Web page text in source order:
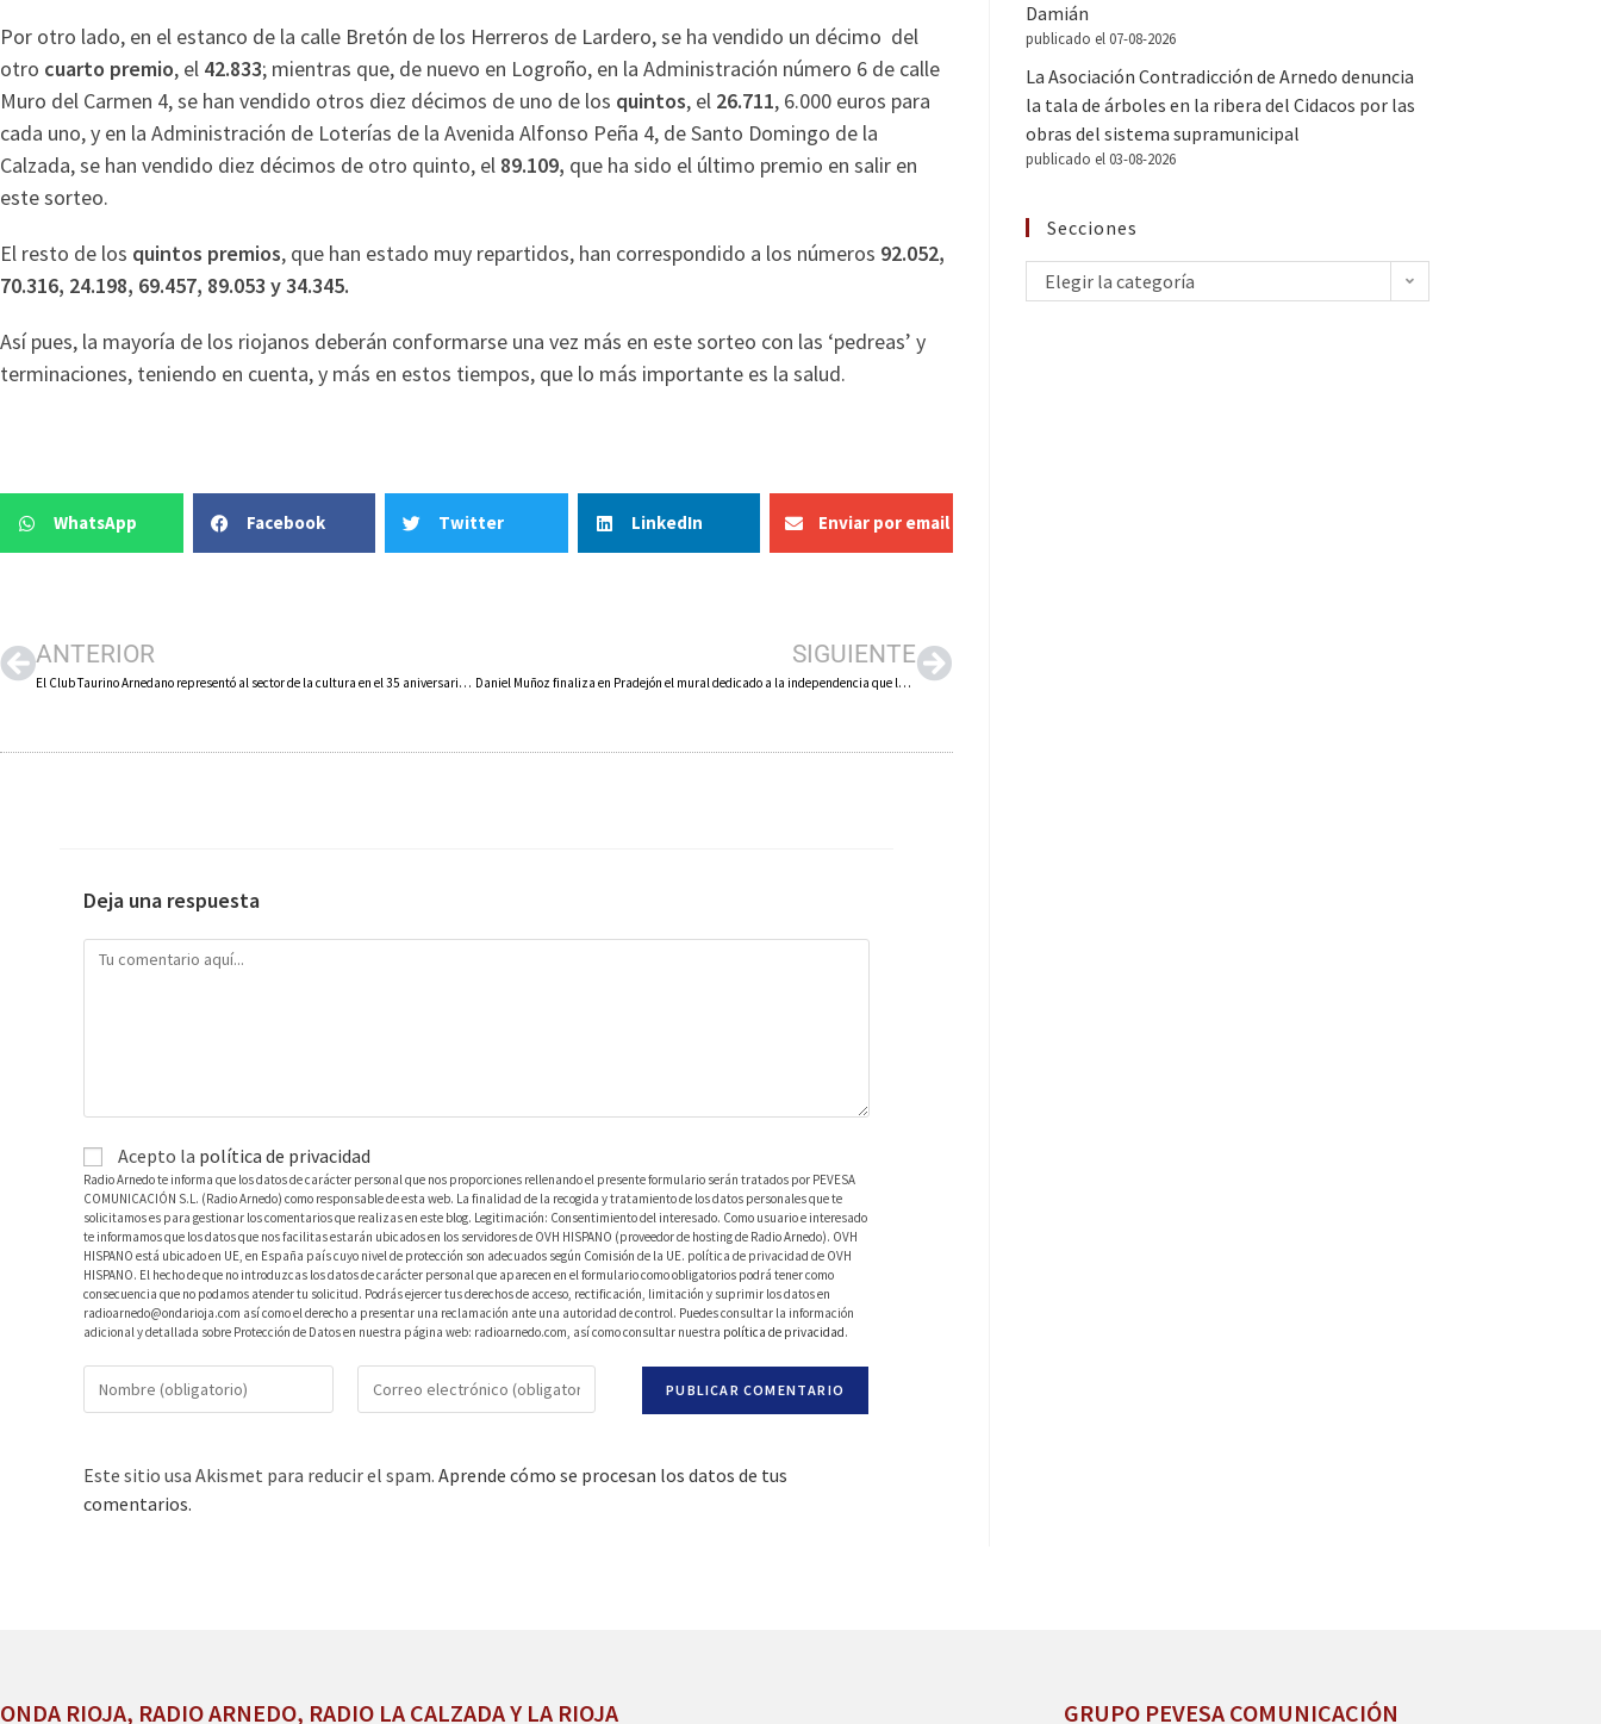
Por otro lado, en el estanco de la calle Bretón de los Herreros de Lardero, se ha vendido un décimo del
otro cuarto premio, el 42.833; mientras que, de nuevo en Logroño, en la Administración número 6 de calle
Muro del Carmen 4, se han vendido otros diez décimos de uno de los quintos, el 26.711, 6.000 euros para
cada uno, y en la Administración de Loterías de la Avenida Alfonso Peña 4, de Santo Domingo de la
Calzada, se han vendido diez décimos de otro quinto, el 89.109, que ha sido el último premio en salir en
este sorteo.
El resto de los quintos premios, que han estado muy repartidos, han correspondido a los números 92.052,
70.316, 24.198, 69.457, 89.053 y 34.345.
Así pues, la mayoría de los riojanos deberán conformarse una vez más en este sorteo con las ‘pedreas’ y
terminaciones, teniendo en cuenta, y más en estos tiempos, que lo más importante es la salud.
WhatsApp Facebook Twitter LinkedIn Enviar por email
ANTERIOR
El Club Taurino Arnedano representó al sector de la cultura en el 35 aniversario del Consejo de la Juventud de La Rioja
SIGUIENTE
Daniel Muñoz finaliza en Pradejón el mural dedicado a la independencia que la localidad logró en 1803 con respecto a Calahorra
Deja una respuesta
Acepto la política de privacidad
Radio Arnedo te informa que los datos de carácter personal que nos proporciones rellenando el presente formulario serán tratados por PEVESA
COMUNICACIÓN S.L. (Radio Arnedo) como responsable de esta web. La finalidad de la recogida y tratamiento de los datos personales que te
solicitamos es para gestionar los comentarios que realizas en este blog. Legitimación: Consentimiento del interesado. Como usuario e interesado
te informamos que los datos que nos facilitas estarán ubicados en los servidores de OVH HISPANO (proveedor de hosting de Radio Arnedo). OVH
HISPANO está ubicado en UE, en España país cuyo nivel de protección son adecuados según Comisión de la UE. política de privacidad de OVH
HISPANO. El hecho de que no introduzcas los datos de carácter personal que aparecen en el formulario como obligatorios podrá tener como
consecuencia que no podamos atender tu solicitud. Podrás ejercer tus derechos de acceso, rectificación, limitación y suprimir los datos en
radioarnedo@ondarioja.com así como el derecho a presentar una reclamación ante una autoridad de control. Puedes consultar la información
adicional y detallada sobre Protección de Datos en nuestra página web: radioarnedo.com, así como consultar nuestra política de privacidad.
Este sitio usa Akismet para reducir el spam. Aprende cómo se procesan los datos de tus
comentarios.
Damián
publicado el 07-08-2026
La Asociación Contradicción de Arnedo denuncia
la tala de árboles en la ribera del Cidacos por las
obras del sistema supramunicipal
publicado el 03-08-2026
Secciones
Elegir la categoría
ONDA RIOJA, RADIO ARNEDO, RADIO LA CALZADA Y LA RIOJA GRUPO PEVESA COMUNICACIÓN